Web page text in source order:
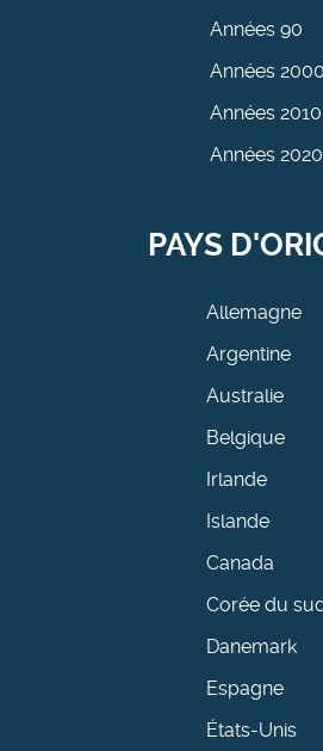
Années 90
Années 2000
Années 2010
Années 2020
PAYS
Allemagne
Argentine
Australie
Belgique
Irlande
Islande
Canada
Corée du
Danemark
Espagne
États-Unis